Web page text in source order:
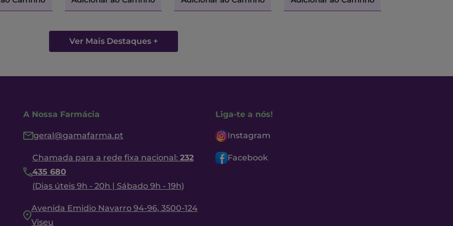
Ver Mais Destaques +
A Nossa Farmácia
geral@gamafarma.pt
Chamada para a rede fixa nacional: 232
435 680
(Dias úteis 9h - 20h | Sábado 9h - 19h)
Avenida Emidio Navarro 94-96, 3500-124
Viseu
Liga-te a nós!
Instagram
Facebook